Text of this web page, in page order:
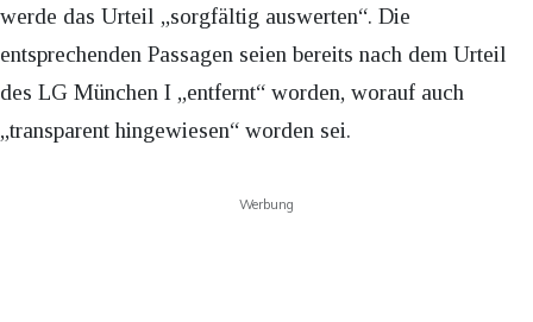
werde das Urteil „sorgfältig auswerten“. Die
entsprechenden Passagen seien bereits nach dem Urteil
des LG München I „entfernt“ worden, worauf auch
„transparent hingewiesen“ worden sei.
Werbung